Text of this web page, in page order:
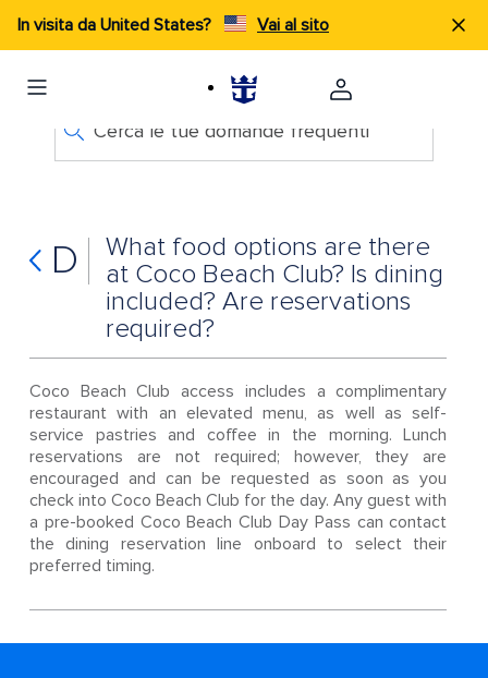
In visita da United States? Vai al sito
Cerca le tue domande frequenti
D
What food options are there
at Coco Beach Club? Is dining
included? Are reservations
required?
Coco Beach Club access includes a complimentary
restaurant with an elevated menu, as well as self-
service pastries and coffee in the morning. Lunch
reservations are not required; however, they are
encouraged and can be requested as soon as you
check into Coco Beach Club for the day. Any guest with
a pre-booked Coco Beach Club Day Pass can contact
the dining reservation line onboard to select their
preferred timing.